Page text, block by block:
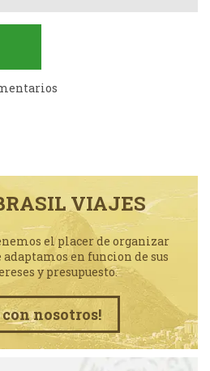
VIAJES
el placer de organizar
en funcion de sus
y presupuesto.
nosotros!